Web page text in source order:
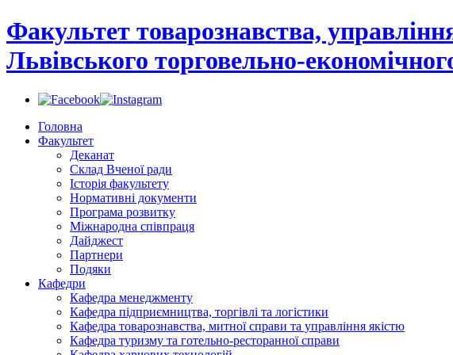
Факультет товарознавства,
Львівського торговельно-
Головна
Факультет
Деканат
Склад Вченої ради
Історія факультету
Нормативні документи
Програма розвитку
Міжнародна співпраця
Дайджест
Партнери
Подяки
Кафедри
Кафедра менеджменту
Кафедра підприємництва, торгівлі та логістики
Кафедра товарознавства, митної справи та управління якістю
Кафедра туризму та готельно-ресторанної справи